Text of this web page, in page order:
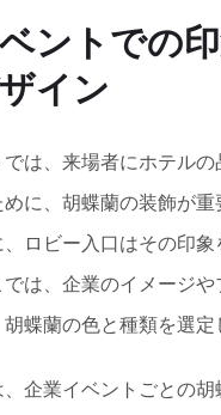
ントでの
イン
は、来場者にホテル
に、胡蝶蘭の装飾が
、ロビー入口はその印
は、企業のイメージ
蝶蘭の色と種類を選定
企業イベントごとの